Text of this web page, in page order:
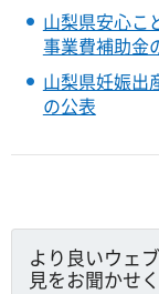
山梨県安心こ
事業費補助金
山梨県妊娠出
の公表
より良いウェ
見をお聞かせ